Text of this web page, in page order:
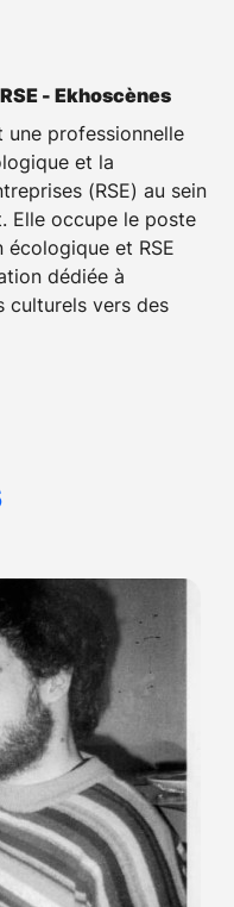
- Ekhoscènes
une professionnelle
et la
(RSE) au sein
Elle occupe le poste
et RSE
dédiée à
culturels vers des